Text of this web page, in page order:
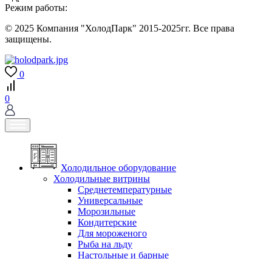
Режим работы:
© 2025 Компания "ХолодПарк" 2015-2025гг. Все права
защищены.
0
0
Холодильное оборудование
Холодильные витрины
Среднетемпературные
Универсальные
Морозильные
Кондитерские
Для мороженого
Рыба на льду
Настольные и барные